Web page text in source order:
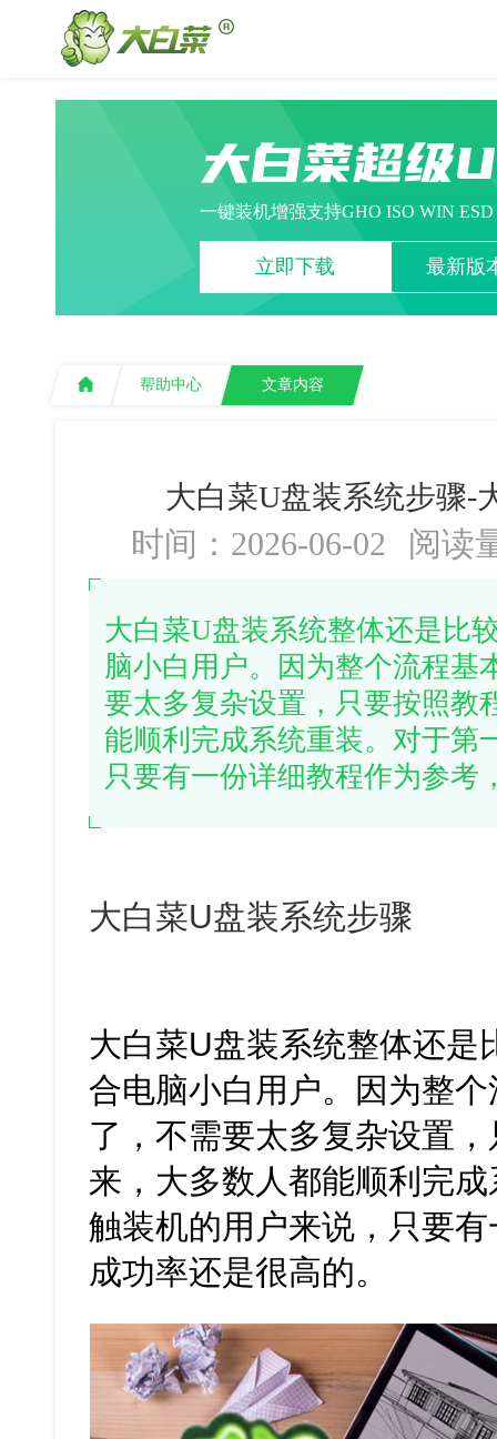
大白菜超级
一键装机增强支持GHO ISO WIN
立即下载 最新版
帮助中心 文章内容
大白菜U盘装系统步骤-
时间：2026-06-02 阅读
大白菜U盘装系统整体还是比
脑小白用户。因为整个流程基
要太多复杂设置，只要按照教
能顺利完成系统重装。对于第
只要有一份详细教程作为参考
大白菜U盘装系统步骤
大白菜U盘装系统整体还是
合电脑小白用户。因为整
了，不需要太多复杂设置
来，大多数人都能顺利完
触装机的用户来说，只要
成功率还是很高的。